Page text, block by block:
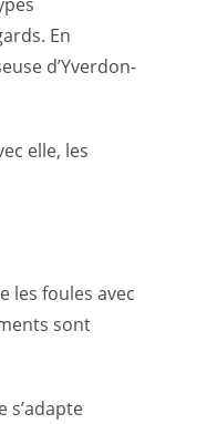
En
d’Yverdon-
elle, les
les foules avec
sont
s’adapte